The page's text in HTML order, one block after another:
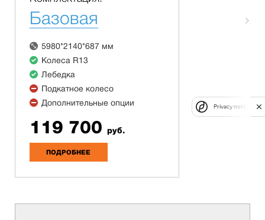
Базовая
5980*2140*687 мм
Колеса R13
Лебедка
Подкатное колесо
Дополнительные опции
119 700 руб.
ПОДРОБНЕЕ
Privacy notice